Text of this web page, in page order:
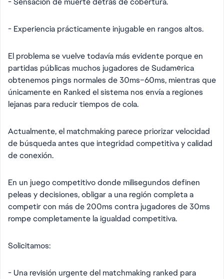
- Experiencia prácticamente injugable en rangos altos.
El problema se vuelve todavía más evidente porque en
partidas públicas muchos jugadores de Sudamérica
obtenemos pings normales de 30ms–60ms, mientras que
únicamente en Ranked el sistema nos envía a regiones
lejanas para reducir tiempos de cola.
Actualmente, el matchmaking parece priorizar velocidad
de búsqueda antes que integridad competitiva y calidad
de conexión.
En un juego competitivo donde milisegundos definen
peleas y decisiones, obligar a una región completa a
competir con más de 200ms contra jugadores de 30ms
rompe completamente la igualdad competitiva.
Solicitamos:
- Una revisión urgente del matchmaking ranked para